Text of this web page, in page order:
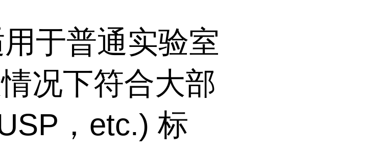
于普通实验室
况下符合大部
，etc.) 标